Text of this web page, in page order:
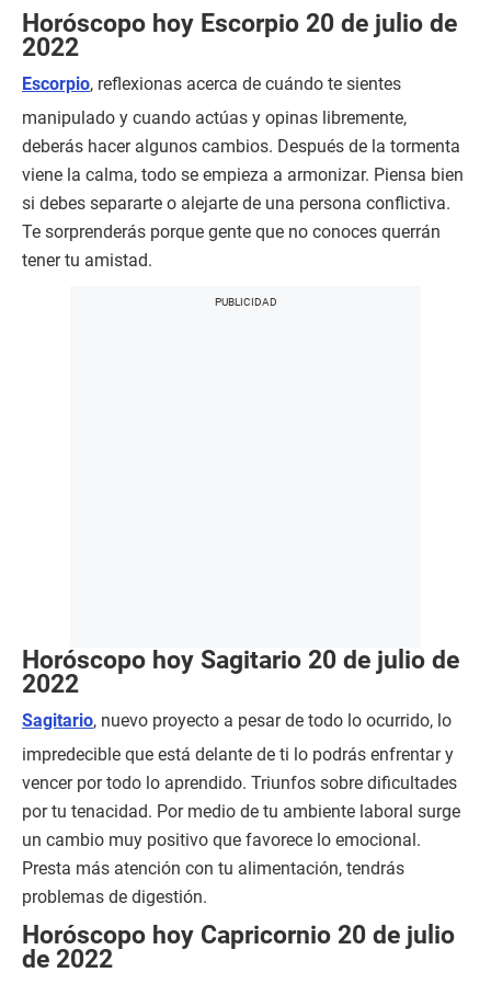
Horóscopo hoy Escorpio 20 de julio de
2022
Escorpio, reflexionas acerca de cuándo te sientes
manipulado y cuando actúas y opinas libremente,
deberás hacer algunos cambios. Después de la tormenta
viene la calma, todo se empieza a armonizar. Piensa bien
si debes separarte o alejarte de una persona conflictiva.
Te sorprenderás porque gente que no conoces querrán
tener tu amistad.
Horóscopo hoy Sagitario 20 de julio de
2022
Sagitario, nuevo proyecto a pesar de todo lo ocurrido, lo
impredecible que está delante de ti lo podrás enfrentar y
vencer por todo lo aprendido. Triunfos sobre dificultades
por tu tenacidad. Por medio de tu ambiente laboral surge
un cambio muy positivo que favorece lo emocional.
Presta más atención con tu alimentación, tendrás
problemas de digestión.
Horóscopo hoy Capricornio 20 de julio
de 2022